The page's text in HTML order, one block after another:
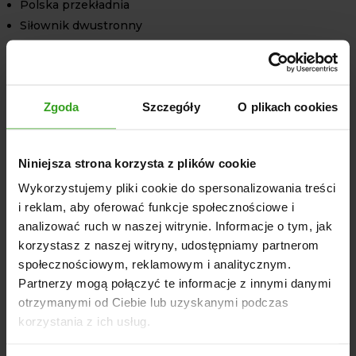
Zgoda Szczegóły O plikach cookies
Niniejsza strona korzysta z plików cookie
Wykorzystujemy pliki cookie do spersonalizowania treści
i reklam, aby oferować funkcje społecznościowe i
analizować ruch w naszej witrynie. Informacje o tym, jak
korzystasz z naszej witryny, udostępniamy partnerom
społecznościowym, reklamowym i analitycznym.
Partnerzy mogą połączyć te informacje z innymi danymi
otrzymanymi od Ciebie lub uzyskanymi podczas
korzystania z ich usług.
Polska przekładnia
Siłownik dwustronny
OPCJE DODATKOWE
Zbiornik kwasoodporny: +1400 zł – idealny dla
użytkowników, którzy pracują z agresywnymi nawozami.
korozją, zwiększająca trwałość całej konstrukcji.
Żeliwna przekładnia Rauch: +1000 zł – opcja dla
użytkowników poszukujących jeszcze większej
niezawodności i wytrzymałości.
Zachęcamy do zapoznania się z naszą ofertą na
rozsiewacz nawozu dwutarczowy UNIOR II
800 litrów.